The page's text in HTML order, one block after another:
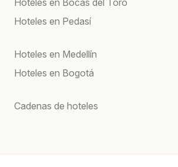
Hoteles en Bocas del Toro
Hoteles en Pedasí
Hoteles en Medellín
Hoteles en Bogotá
Cadenas de hoteles